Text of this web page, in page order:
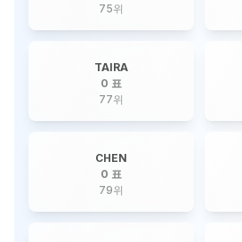
75위
TAIRA
0 표
77위
CHEN
0 표
79위